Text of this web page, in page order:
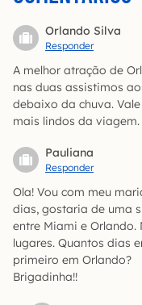
Orlando Silva
Responder
A melhor atração de
nas duas assistimos
debaixo da chuva.
mais lindos da viagem.
Pauliana
Responder
Ola! Vou com meu
dias, gostaria de uma
entre Miami e Orlando.
lugares. Quantos dias
primeiro em Orlando?
Brigadinha!!